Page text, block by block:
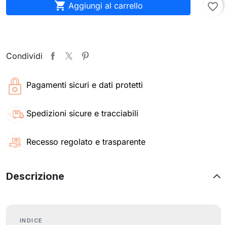
 Aggiungi al carrello favorite_border
Condividi
Pagamenti sicuri e dati protetti
Spedizioni sicure e tracciabili
Recesso regolato e trasparente
Descrizione
INDICE